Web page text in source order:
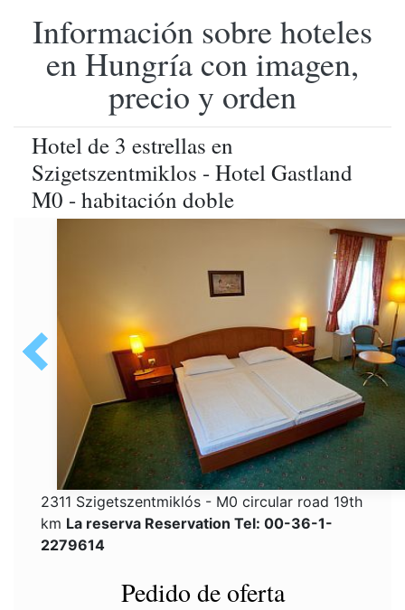
Información sobre hoteles
en Hungría con imagen,
precio y orden
Hotel de 3 estrellas en
Szigetszentmiklos - Hotel Gastland
M0 - habitación doble
2311 Szigetszentmiklós - M0 circular road 19th
km La reserva Reservation Tel: 00-36-1-
2279614
Pedido de oferta